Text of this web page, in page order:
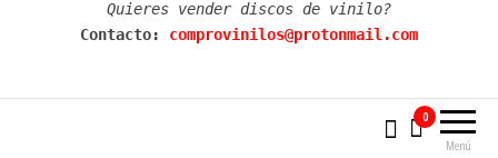
Quieres vender discos de vinilo?
Contacto: comprovinilos@protonmail.com
Menú
0